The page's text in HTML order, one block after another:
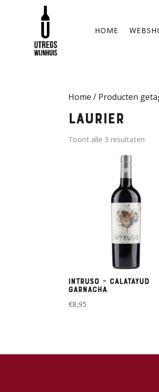
HOME
Home / Producten
laurier
Toont alle 3 resultaten
Intruso – Calatayud
Garnacha
€8,95